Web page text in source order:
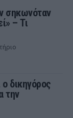
σηκωνόταν
– Τι
δικηγόρος
την